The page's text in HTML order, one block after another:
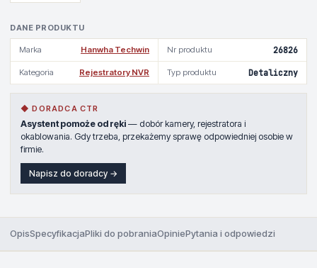
DANE PRODUKTU
Marka Hanwha Techwin Nr produktu 26826
Kategoria Rejestratory NVR Typ produktu Detaliczny
◆ DORADCA CTR
Asystent pomoże od ręki — dobór kamery, rejestratora i
okablowania. Gdy trzeba, przekażemy sprawę odpowiedniej osobie w
firmie.
Napisz do doradcy →
OpisSpecyfikacjaPliki do pobraniaOpiniePytania i odpowiedzi